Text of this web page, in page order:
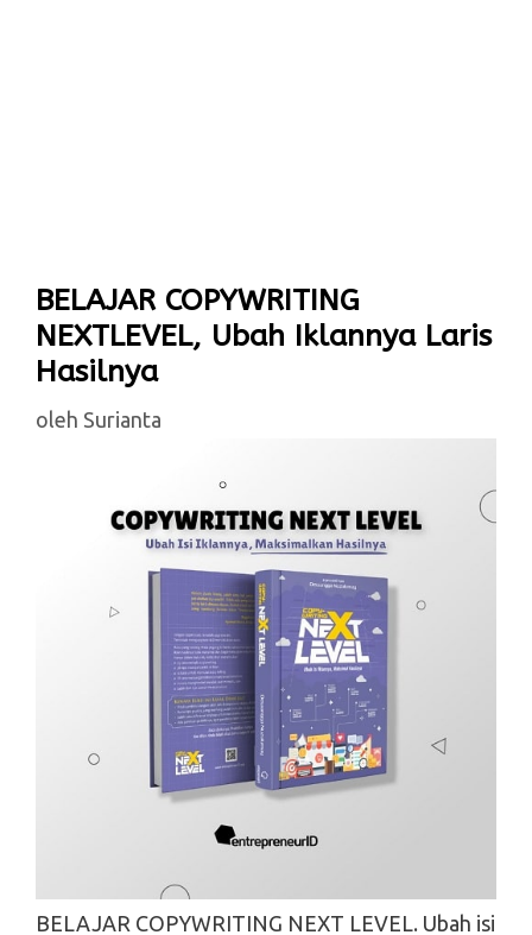
BELAJAR COPYWRITING
NEXTLEVEL, Ubah Iklannya Laris
Hasilnya
oleh Surianta
BELAJAR COPYWRITING NEXT LEVEL. Ubah isi